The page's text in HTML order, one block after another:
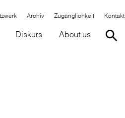
Archiv Zugänglichkeit Kontakt
Diskurs About us